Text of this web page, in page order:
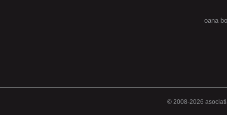
oana
© 2008-2026